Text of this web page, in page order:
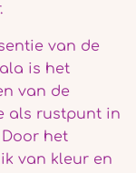
van de
is het
van de
als rustpunt in
Door het
van kleur en